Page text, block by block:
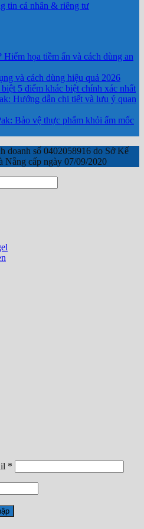
tin cá nhân & riêng tư
họa tiềm ẩn và cách dùng an
và cách dùng hiệu quả 2026
5 điểm khác biệt chính xác nhất
Hướng dẫn chi tiết và lưu ý quan
Bảo vệ thực phẩm khỏi ẩm mốc
doanh số 0402058916 do Sở Kế
cấp ngày 07/09/2020
*